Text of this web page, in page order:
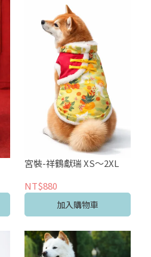
宮裝-祥鶴獻瑞 XS～2XL
NT$880
加入購物車